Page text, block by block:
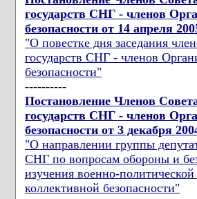
государств СНГ - членов
безопасности от 14 апреля
"О повестке дня заседания
государств СНГ - членов
безопасности"
----------
Постановление Членов
государств СНГ - членов
безопасности от 3 декабря
"О направлении группы
СНГ по вопросам обороны и
изучения военно-
коллективной безопасности"